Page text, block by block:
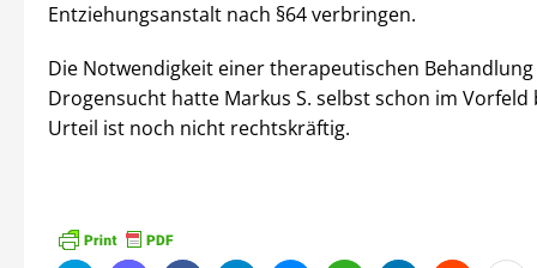
Entziehungsanstalt nach §64 verbringen.
Die Notwendigkeit einer therapeutischen
Drogensucht hatte Markus S. selbst schon im Vorfeld
Urteil ist noch nicht rechtskräftig.